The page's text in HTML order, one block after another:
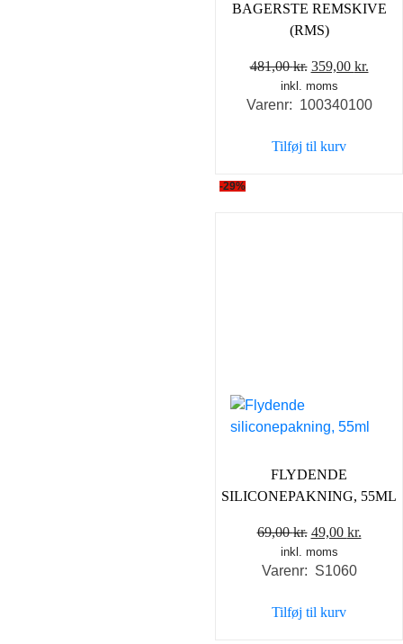
BAGERSTE REMSKIVE
(RMS)
481,00kr. Den
oprindelige
pris
481,00 kr..
359,00 kr.
pris
inkl. moms
Varenr: 100340100
Tilføj til kurv
-29%
FLYDENDE
SILICONEPAKNING, 55ML
69,00kr. Den
oprindelige
pris
69,00 kr..
49,00 kr.
inkl. moms
Varenr: S1060
Tilføj til kurv